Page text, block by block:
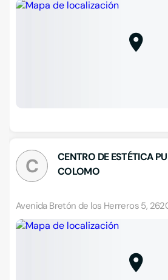
C
CENTRO DE ESTÉTICA
COLOMO
Avenida Bretón de los Herreros 5,